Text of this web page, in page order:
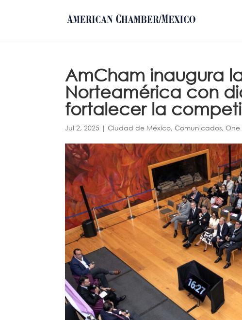
AmCham inaugura
Norteamérica con
fortalecer la
Jul 2, 2025 |Ciudad de México,Comunicados,One